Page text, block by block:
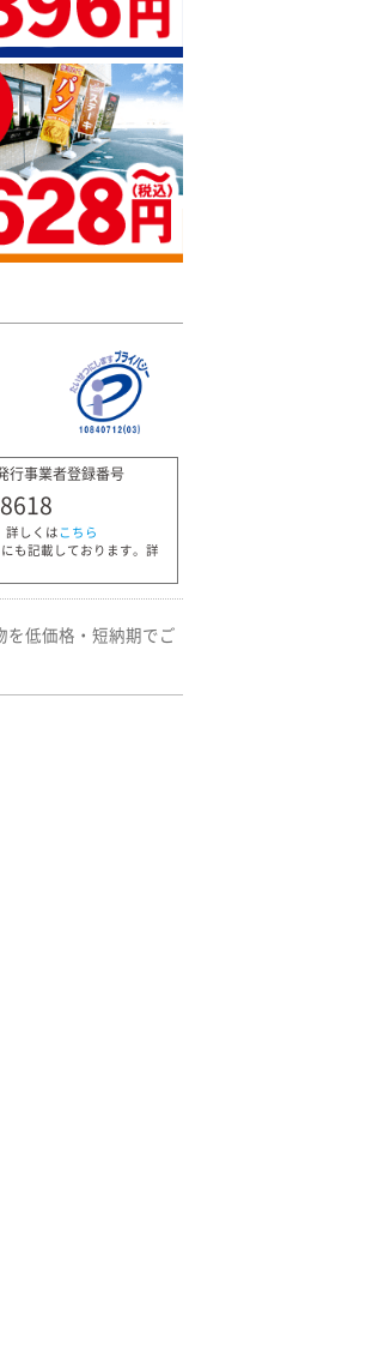
行事業者登録番号
詳しくはこちら
も記載しております。詳
低価格・短納期でご